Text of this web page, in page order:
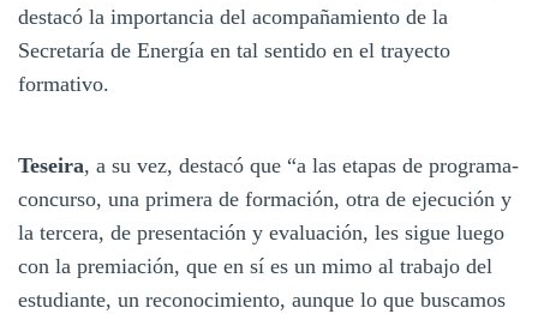
destacó la importancia del acompañamiento de la
Secretaría de Energía en tal sentido en el trayecto
formativo.
Teseira, a su vez, destacó que “a las etapas de programa-
concurso, una primera de formación, otra de ejecución y
la tercera, de presentación y evaluación, les sigue luego
con la premiación, que en sí es un mimo al trabajo del
estudiante, un reconocimiento, aunque lo que buscamos